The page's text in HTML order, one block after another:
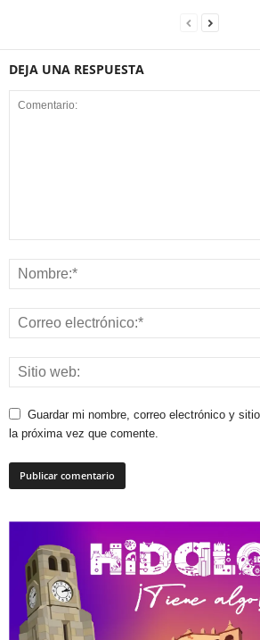
DEJA UNA RESPUESTA
Guardar mi nombre, correo electrónico y
la próxima vez que comente.